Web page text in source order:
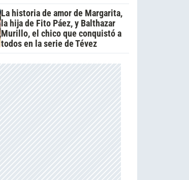
La historia de amor de Margarita,
la hija de Fito Páez, y Balthazar
Murillo, el chico que conquistó a
todos en la serie de Tévez